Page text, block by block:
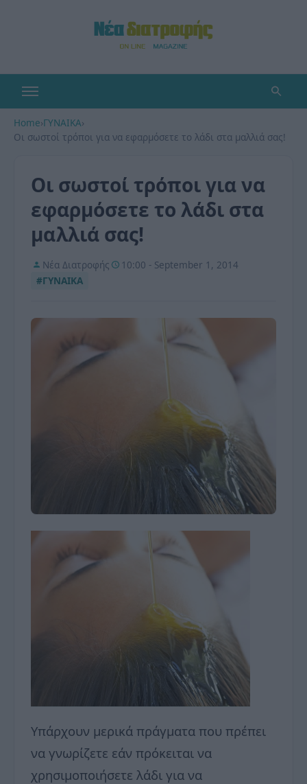
Home›ΓΥΝΑΙΚΑ›
Οι σωστοί τρόποι για να εφαρμόσετε το λάδι στα μαλλιά σας!
Οι σωστοί τρόποι για να
εφαρμόσετε το λάδι στα
μαλλιά σας!
Νέα Διατροφής
10:00 - September 1, 2014
#ΓΥΝΑΙΚΑ
Υπάρχουν μερικά πράγματα που πρέπει
να γνωρίζετε εάν πρόκειται να
χρησιμοποιήσετε λάδι για να